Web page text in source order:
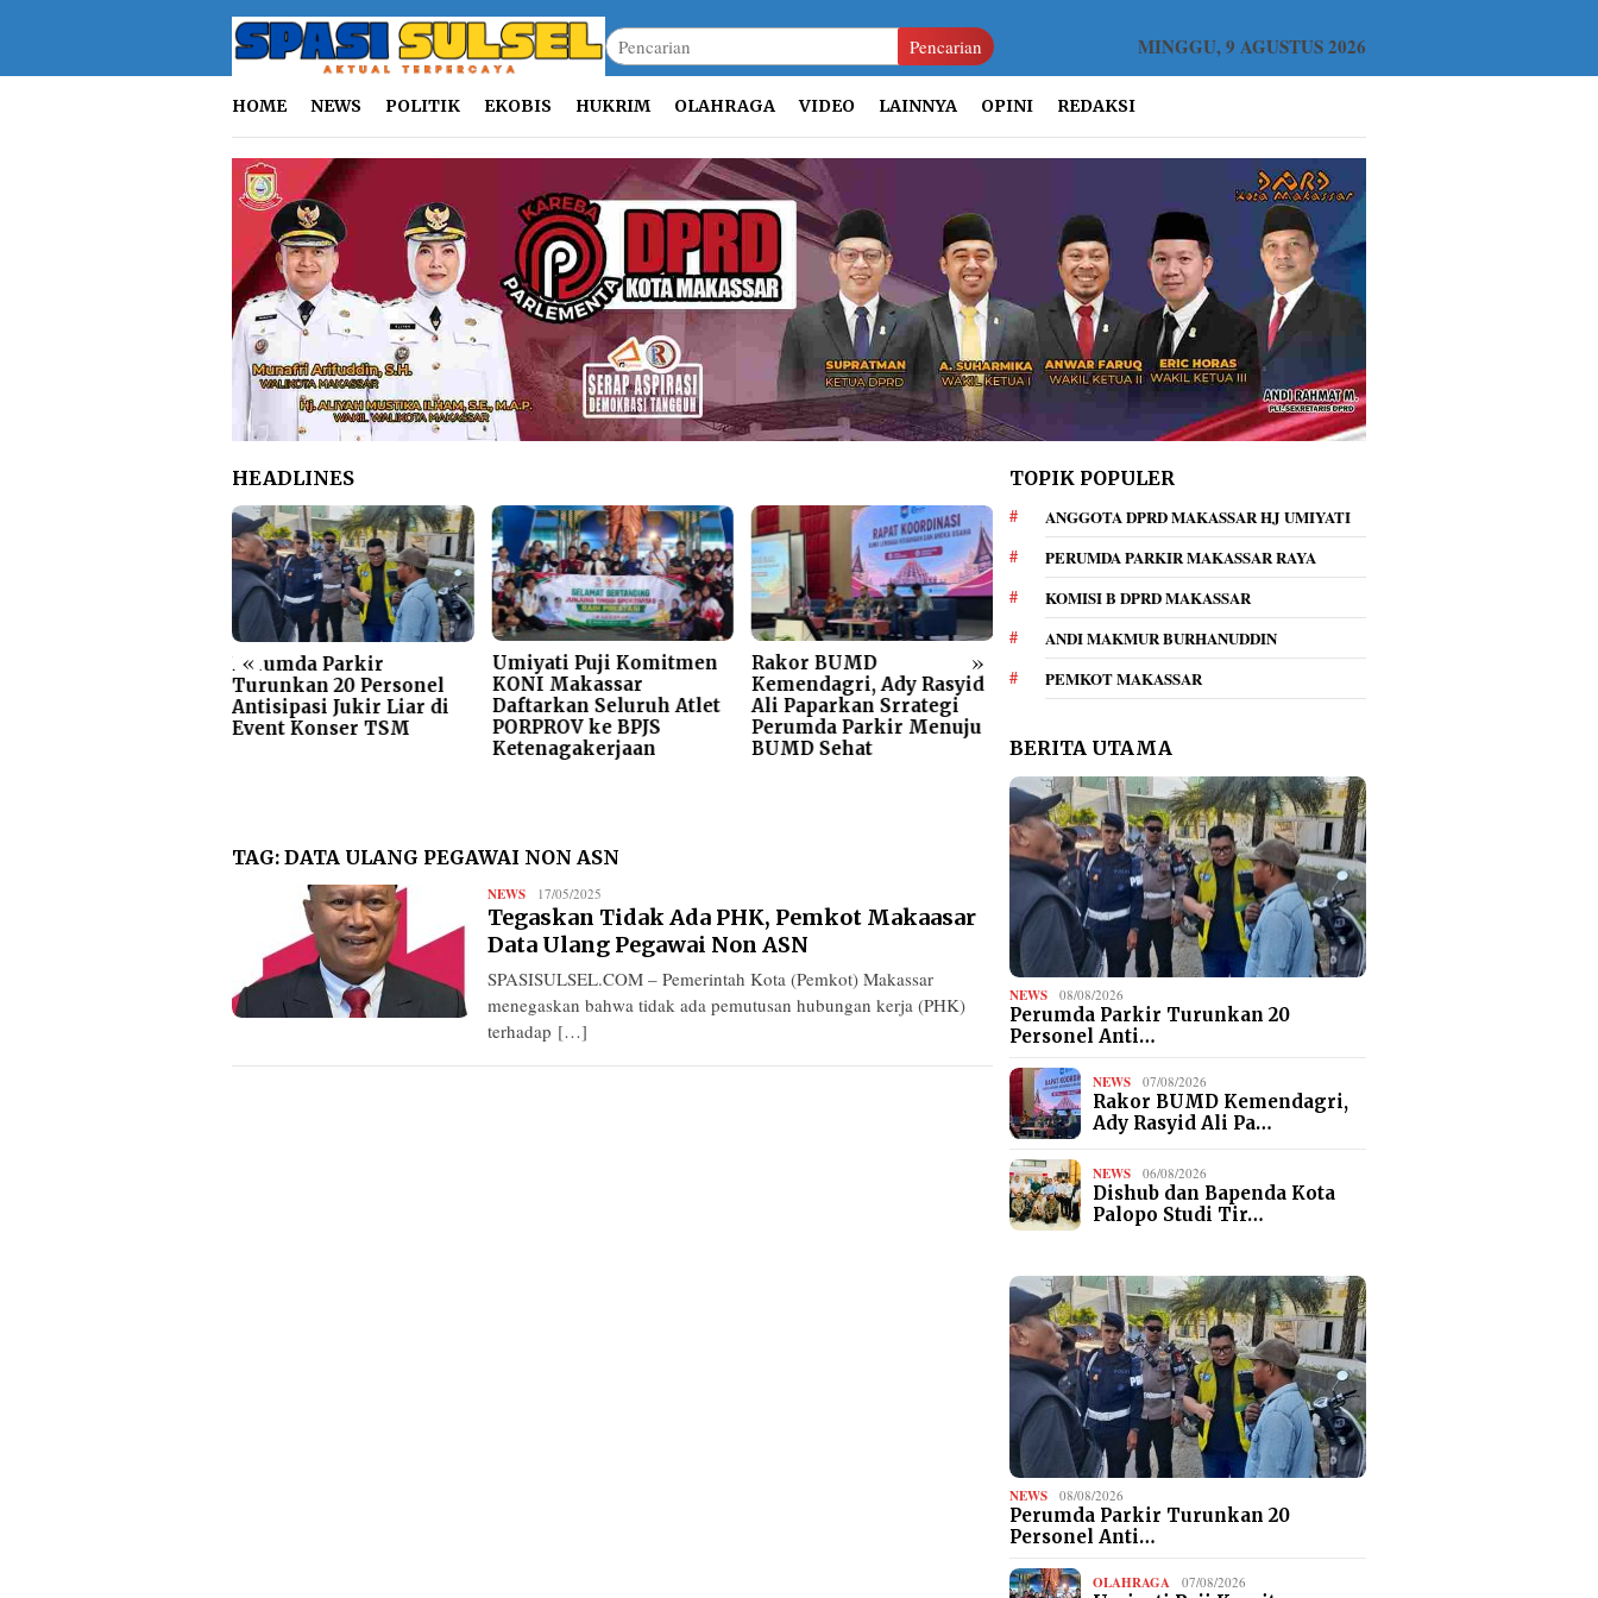
Pencarian MINGGU, 9 AGUSTUS 2026
HOME NEWS POLITIK EKOBIS HUKRIM OLAHRAGA VIDEO LAINNYA OPINI REDAKSI
HEADLINES
« »
Perumda Parkir
Turunkan 20 Personel
Antisipasi Jukir Liar di
Event Konser TSM
Umiyati Puji Komitmen
KONI Makassar
Daftarkan Seluruh Atlet
PORPROV ke BPJS
Ketenagakerjaan
Rakor BUMD
Kemendagri, Ady Rasyid
Ali Paparkan Srrategi
Perumda Parkir Menuju
BUMD Sehat
Dishub dan Bapenda
Kota Palopo Studi Tiru
Sistem Pengelolaan
Perumda Parkir
Kunjungan Studi Tiru
Parkir
TAG: DATA ULANG PEGAWAI NON ASN
NEWS Redaksi
17/05/2025
Tegaskan Tidak Ada PHK, Pemkot Makaasar
Data Ulang Pegawai Non ASN
SPASISULSEL.COM – Pemerintah Kota (Pemkot) Makassar
menegaskan bahwa tidak ada pemutusan hubungan kerja (PHK)
terhadap […]
TOPIK POPULER
ANGGOTA DPRD MAKASSAR HJ UMIYATI
PERUMDA PARKIR MAKASSAR RAYA
KOMISI B DPRD MAKASSAR
ANDI MAKMUR BURHANUDDIN
PEMKOT MAKASSAR
BERITA UTAMA
NEWS 08/08/2026
Perumda Parkir Turunkan 20
Personel Anti…
NEWS 07/08/2026
Rakor BUMD Kemendagri,
Ady Rasyid Ali Pa…
NEWS 06/08/2026
Dishub dan Bapenda Kota
Palopo Studi Tir…
NEWS 08/08/2026
Perumda Parkir Turunkan 20
Personel Anti…
OLAHRAGA 07/08/2026